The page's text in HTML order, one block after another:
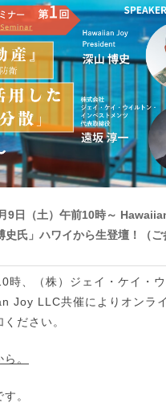
9日（土）午前10時～
氏」ハワイから生登壇！（ご
時、（株）ジェイ・ケイ・ウ
Joy LLC共催によりオンラ
ださい。
ら。
。